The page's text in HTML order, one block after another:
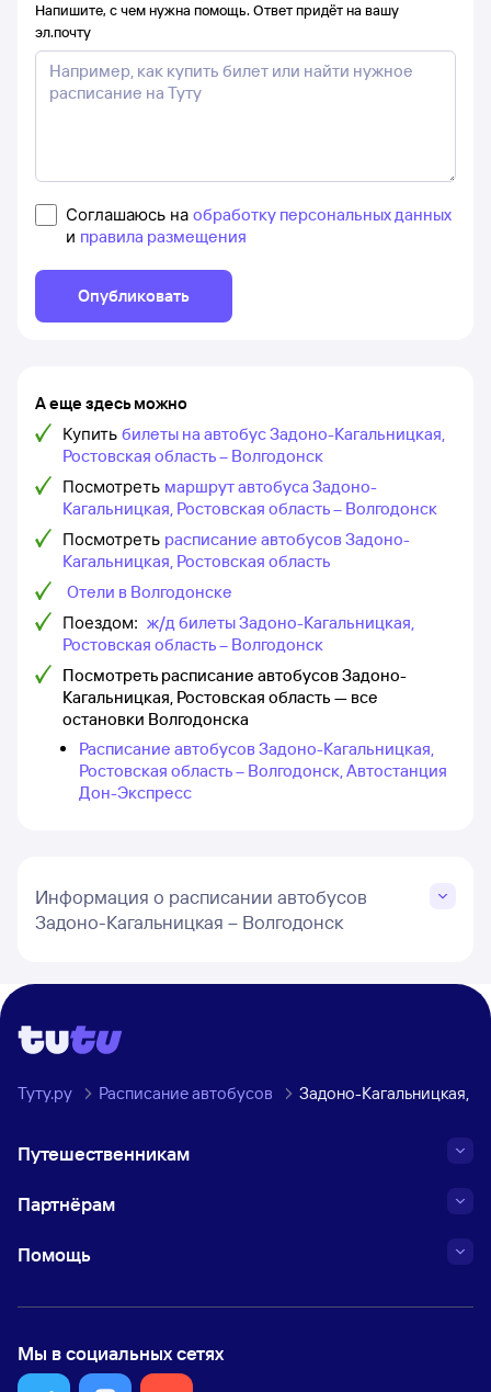
Напишите, с чем нужна помощь. Ответ придёт на вашу
эл.почту
Соглашаюсь на обработку персональных данных
и правила размещения
Опубликовать
А еще здесь можно
Купить билеты на автобус Задоно-Кагальницкая,
Ростовская область – Волгодонск
Посмотреть маршрут автобуса Задоно-
Кагальницкая, Ростовская область – Волгодонск
Посмотреть расписание автобусов Задоно-
Кагальницкая, Ростовская область
Отели в Волгодонске
Поездом: ж/д билеты Задоно-Кагальницкая,
Ростовская область – Волгодонск
Посмотреть расписание автобусов Задоно-
Кагальницкая, Ростовская область — все
остановки Волгодонска
Расписание автобусов Задоно-Кагальницкая,
Ростовская область – Волгодонск, Автостанция
Дон-Экспресс
Информация о расписании автобусов
Задоно-Кагальницкая – Волгодонск
Туту.ру Расписание автобусов Задоно-Кагальницкая,
Путешественникам
Партнёрам
Помощь
Мы в социальных сетях